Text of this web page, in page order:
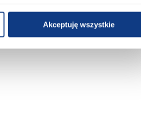
Akceptuję wszystkie